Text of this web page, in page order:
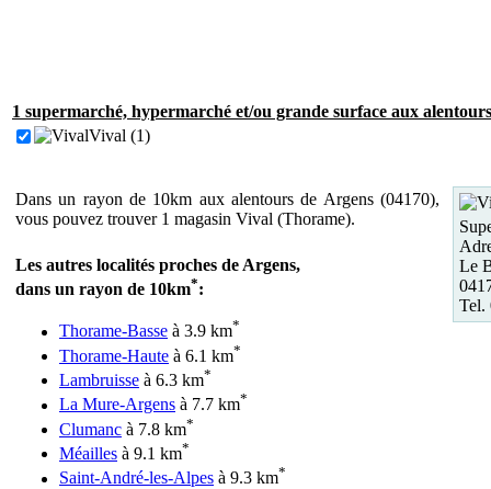
1 supermarché, hypermarché et/ou grande surface aux
Vival (1)
Dans un rayon de 10km aux alentours de Argens (04170),
vous pouvez trouver 1 magasin Vival (Thorame).
Les autres localités proches de Argens,
dans un rayon de 10km*:
Thorame-Basse à 3.9 km*
Thorame-Haute à 6.1 km*
Lambruisse à 6.3 km*
La Mure-Argens à 7.7 km*
Clumanc à 7.8 km*
Méailles à 9.1 km*
Saint-André-les-Alpes à 9.3 km*
Le
Tel.